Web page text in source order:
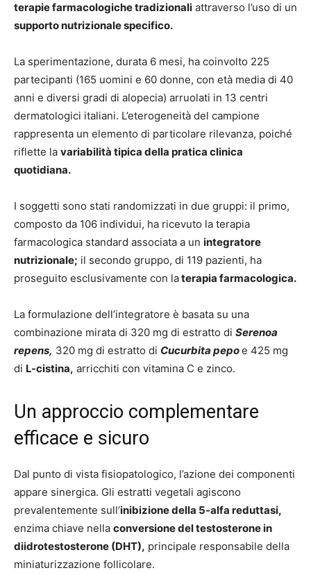
terapie farmacologiche tradizionali attraverso l’uso di un
supporto nutrizionale specifico.
La sperimentazione, durata 6 mesi, ha coinvolto 225
partecipanti (165 uomini e 60 donne, con età media di 40
anni e diversi gradi di alopecia) arruolati in 13 centri
dermatologici italiani. L’eterogeneità del campione
rappresenta un elemento di particolare rilevanza, poiché
riflette la variabilità tipica della pratica clinica
quotidiana.
I soggetti sono stati randomizzati in due gruppi: il primo,
composto da 106 individui, ha ricevuto la terapia
farmacologica standard associata a un integratore
nutrizionale; il secondo gruppo, di 119 pazienti, ha
proseguito esclusivamente con laterapia farmacologica.
La formulazione dell’integratore è basata su una
combinazione mirata di 320 mg di estratto di Serenoa
repens, 320 mg di estratto di Cucurbita pepoe 425 mg
di L-cistina, arricchiti con vitamina C e zinco.
Un approccio complementare
efficace e sicuro
Dal punto di vista fisiopatologico, l’azione dei componenti
appare sinergica. Gli estratti vegetali agiscono
prevalentemente sull’inibizione della 5-alfa reduttasi,
enzima chiave nella conversione del testosterone in
diidrotestosterone (DHT), principale responsabile della
miniaturizzazione follicolare.